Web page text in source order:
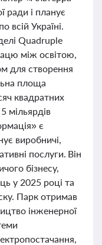
ради і планує
всій Україні.
Quadruple
між освітою,
для створення
площа
квадратних
мільярдів
є
виробничі,
послуги. Він
бізнесу,
у 2025 році та
Парк отримав
інженерної